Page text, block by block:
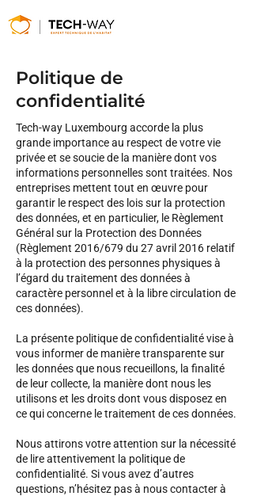
Politique de
confidentialité
Tech-way Luxembourg accorde la plus
grande importance au respect de votre vie
privée et se soucie de la manière dont vos
informations personnelles sont traitées. Nos
entreprises mettent tout en œuvre pour
garantir le respect des lois sur la protection
des données, et en particulier, le Règlement
Général sur la Protection des Données
(Règlement 2016/679 du 27 avril 2016 relatif
à la protection des personnes physiques à
l’égard du traitement des données à
caractère personnel et à la libre circulation de
ces données).
La présente politique de confidentialité vise à
vous informer de manière transparente sur
les données que nous recueillons, la finalité
de leur collecte, la manière dont nous les
utilisons et les droits dont vous disposez en
ce qui concerne le traitement de ces données.
Nous attirons votre attention sur la nécessité
de lire attentivement la politique de
confidentialité. Si vous avez d’autres
questions, n’hésitez pas à nous contacter à